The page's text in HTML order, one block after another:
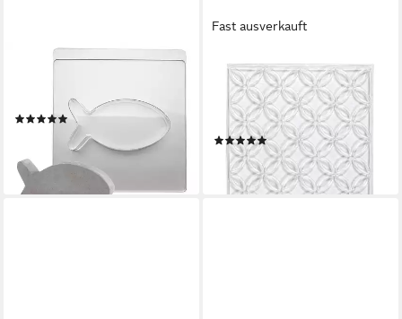
RAYHER
Fisch, 19 cm x 9,5 cm
(1)
ab 13,00 €
lieferbar - in 4-5 Werktagen bei dir
Fast ausverkauft
RAYHER
Modellierwerkzeug
Reliefeinlage Blumenzirkel, 11
cm x 11 cm
(1)
6,91 €
lieferbar - in 4-5 Werktagen bei dir